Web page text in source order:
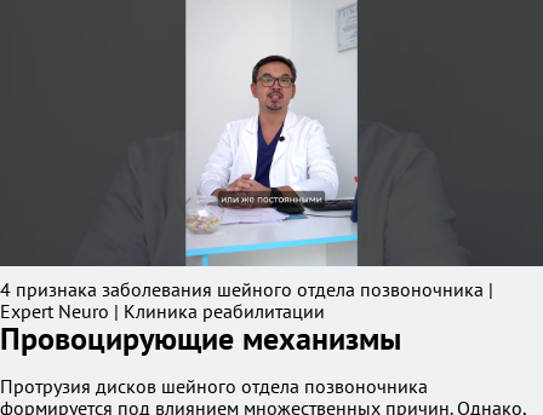
4 признака заболевания шейного отдела позвоночника |
Expert Neuro | Клиника реабилитации
Провоцирующие механизмы
Протрузия дисков шейного отдела позвоночника
формируется под влиянием множественных причин. Однако,